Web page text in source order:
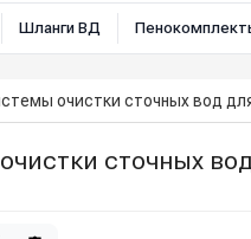
Шланги ВД
очистки сточных вод
сточных